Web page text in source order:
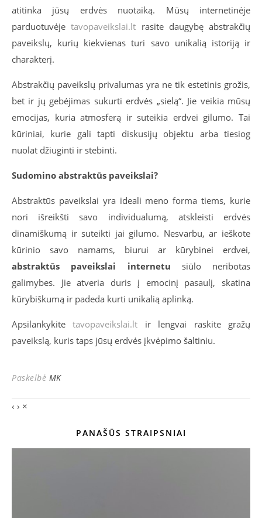
atitinka jūsų erdvės nuotaiką. Mūsų internetinėje
parduotuvėjetavopaveikslai.lt rasite daugybę abstrakčių
paveikslų, kurių kiekvienas turi savo unikalią istoriją ir
charakterį.
Abstrakčių paveikslų privalumas yra ne tik estetinis grožis,
bet ir jų gebėjimas sukurti erdvės „sielą“. Jie veikia mūsų
emocijas, kuria atmosferą ir suteikia erdvei gilumo. Tai
kūriniai, kurie gali tapti diskusijų objektu arba tiesiog
nuolat džiuginti ir stebinti.
Sudomino abstraktūs paveikslai?
Abstraktūs paveikslai yra ideali meno forma tiems, kurie
nori išreikšti savo individualumą, atskleisti erdvės
dinamiškumą ir suteikti jai gilumo. Nesvarbu, ar ieškote
kūrinio savo namams, biurui ar kūrybinei erdvei,
abstraktūs paveikslai internetu siūlo neribotas
galimybes. Jie atveria duris į emocinį pasaulį, skatina
kūrybiškumą ir padeda kurti unikalią aplinką.
Apsilankykitetavopaveikslai.lt ir lengvai raskite gražų
paveikslą, kuris taps jūsų erdvės įkvėpimo šaltiniu.
Paskelbė MK
‹ › ×
PANAŠŪS STRAIPSNIAI